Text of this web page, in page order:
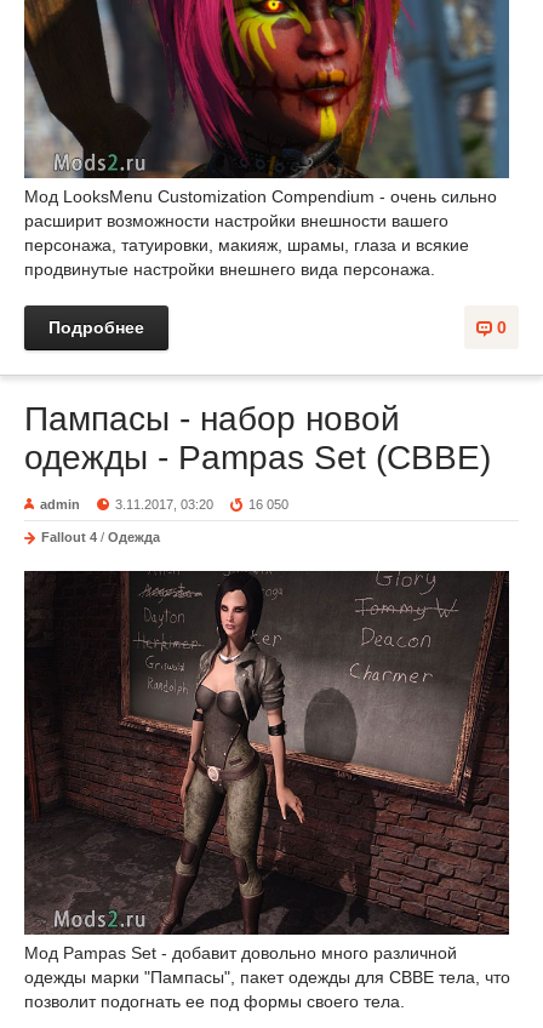
Мод LooksMenu Customization Compendium - очень сильно
расширит возможности настройки внешности вашего
персонажа, татуировки, макияж, шрамы, глаза и всякие
продвинутые настройки внешнего вида персонажа.
0
Подробнее
Пампасы - набор новой
одежды - Pampas Set (CBBE)
admin 3.11.2017, 03:20 16 050
Fallout 4 / Одежда
Мод Pampas Set - добавит довольно много различной
одежды марки "Пампасы", пакет одежды для CBBE тела, что
позволит подогнать ее под формы своего тела.